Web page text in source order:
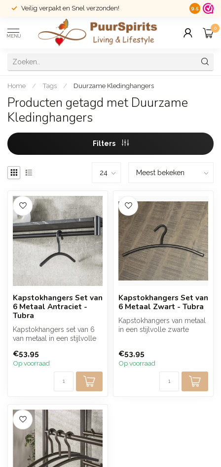
Veilig verpakt en Snel verzonden! 14 dagen
9.5
MENU
0
Home / Tags / Duurzame Kledinghangers
Producten getagd met Duurzame
Kledinghangers
Filters
Kapstokhangers Set van
6 Metaal Antraciet -
Tubra
Kapstokhangers set van 6
van metaal in een stijlvolle
€53,95
Op voorraad
Kapstokhangers Set van
6 Metaal Zwart - Tubra
Kapstokhangers van metaal
in een stijlvolle zwarte
€53,95
Op voorraad